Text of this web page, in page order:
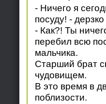
- Ничего я
посуду! -
- Как?! Ты
перебил всю
мальчика.
Старший брат
чудовищем.
В это время в
поблизости.